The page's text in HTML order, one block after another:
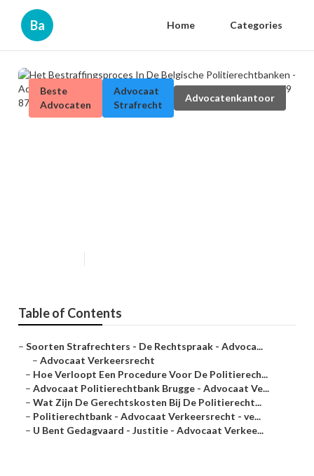
Ba Home Categories
Beste
Advocaten
Advocaat
Strafrecht
Advocatenkantoor
Table of Contents
– Soorten Strafrechters - De Rechtspraak - Advoca...
– Advocaat Verkeersrecht
– Hoe Verloopt Een Procedure Voor De Politierech...
– Advocaat Politierechtbank Brugge - Advocaat Ve...
– Wat Zijn De Gerechtskosten Bij De Politierecht...
– Politierechtbank - Advocaat Verkeersrecht - ve...
– U Bent Gedagvaard - Justitie - Advocaat Verkee...